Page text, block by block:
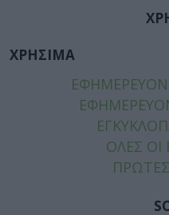
ΧΡΗΣΙΜΑ
ΟΛΕΣ